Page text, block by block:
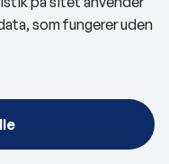
som fungerer uden